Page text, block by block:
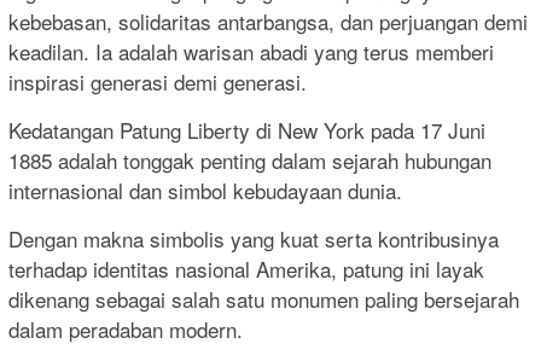
kebebasan, solidaritas antarbangsa, dan perjuangan demi
keadilan. Ia adalah warisan abadi yang terus memberi
inspirasi generasi demi generasi.
Kedatangan Patung Liberty di New York pada 17 Juni
1885 adalah tonggak penting dalam sejarah hubungan
internasional dan simbol kebudayaan dunia.
Dengan makna simbolis yang kuat serta kontribusinya
terhadap identitas nasional Amerika, patung ini layak
dikenang sebagai salah satu monumen paling bersejarah
dalam peradaban modern.